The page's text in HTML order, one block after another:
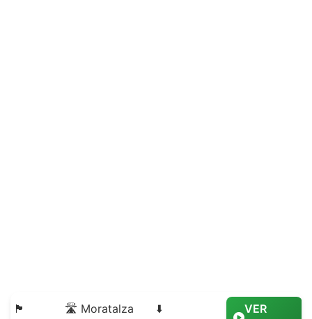
🏴 🛣️ Moratalza ⬇️ VER